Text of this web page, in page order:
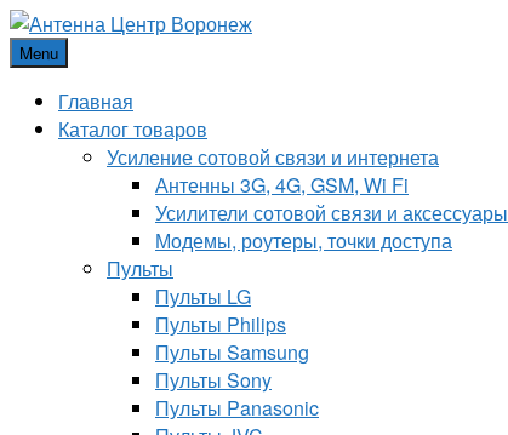
Menu
Главная
Каталог товаров
Усиление сотовой связи и интернета
Антенны 3G, 4G, GSM, Wi Fi
Усилители сотовой связи и аксессуары
Модемы, роутеры, точки доступа
Пульты
Пульты LG
Пульты Philips
Пульты Samsung
Пульты Sony
Пульты Panasonic